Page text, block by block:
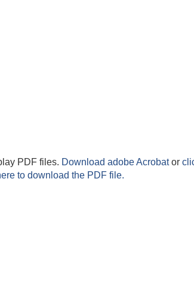
PDF files. Download adobe Acrobator
to download the PDF file.